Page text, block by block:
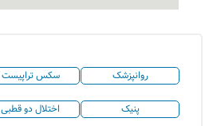
روانپزشک سکس تراپیست
پنیک اختلال دو قطبی